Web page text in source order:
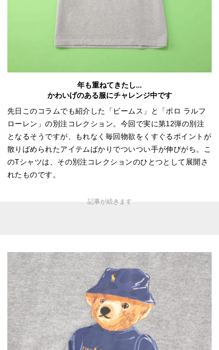
年も重ねてきたし...
かわいげのある服にチャレンジ中です
先日このコラムでも紹介した「ビームス」と「ポロ ラルフ
ローレン」の別注コレクション。今回で実に第12弾の別注
となるそうですが、もれなく毎回物欲をくすぐるポイントが
散りばめられたアイテムばかりでついつい手が伸びがち。こ
のTシャツは、その別注コレクションのひとつとして展開さ
れたものです。